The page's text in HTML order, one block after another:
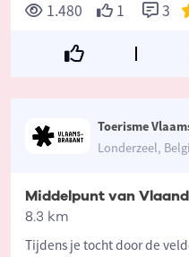
1.480 1 3
Toerisme
Londerzeel,
Middelpunt van
8.3 km
Tijdens je tocht door de